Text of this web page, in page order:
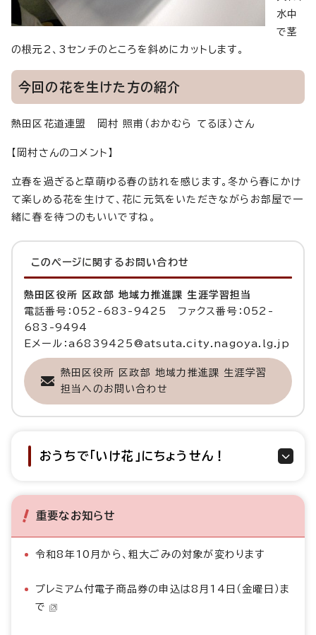
水中
で茎
の根元2、3センチのところを斜めにカットします。
今回の花を生けた方の紹介
熱田区花道連盟 岡村 照甫（おかむら てるほ）さん
【岡村さんのコメント】
立春を過ぎると草萌ゆる春の訪れを感じます。冬から春にかけ
て楽しめる花を生けて、花に元気をいただきながらお部屋で一
緒に春を待つのもいいですね。
このページに関する お問い合わせ
熱田区役所 区政部 地域力推進課 生涯学習担当
電話番号：052-683-9425 ファクス番号：052-
683-9494
Eメール：a6839425@atsuta.city.nagoya.lg.jp
熱田区役所 区政部 地域力推進課 生涯学習
担当へのお問い合わせ
おうちで「いけ花」にちょうせん！
重要なお知らせ
令和8年10月から、粗大ごみの対象が変わります
プレミアム付電子商品券の申込は8月14日（金曜日）ま
で